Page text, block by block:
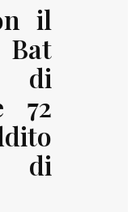
il
Bat
di
72
di